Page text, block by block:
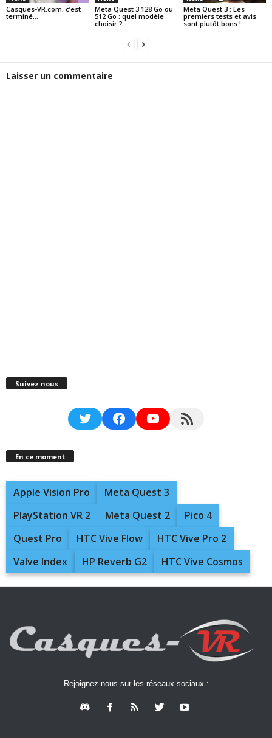
Casques-VR.com, c’est
terminé…
Meta Quest 3 128 Go ou
512 Go : quel modèle
choisir ?
Meta Quest 3 : Les
premiers tests et avis
sont plutôt bons !
Laisser un commentaire
Suivez nous
TwitterFacebookYouTubeRSS Feed
En ce moment
Apple Vision Pro
Meta Quest 3
PlayStation VR 2
Meta Quest 2
Pico 4
Quest Pro
HTC Vive Flow
HTC Vive Pro 2
Valve Index
HP Reverb G2 HTC Vive Cosmos
Rejoignez-nous sur les réseaux sociaux :